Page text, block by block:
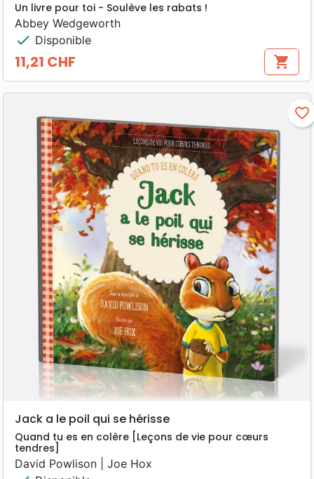
Un livre pour toi - Soulève les rabats !
Abbey Wedgeworth
check Disponible
Prix
11,21 CHF shopping_cart
favorite_border
Jack a le poil qui se hérisse
Quand tu es en colère [Leçons de vie pour cœurs
tendres]
David Powlison | Joe Hox